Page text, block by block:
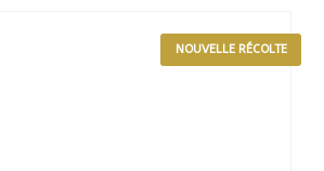
NOUVELLE RÉCOLTE